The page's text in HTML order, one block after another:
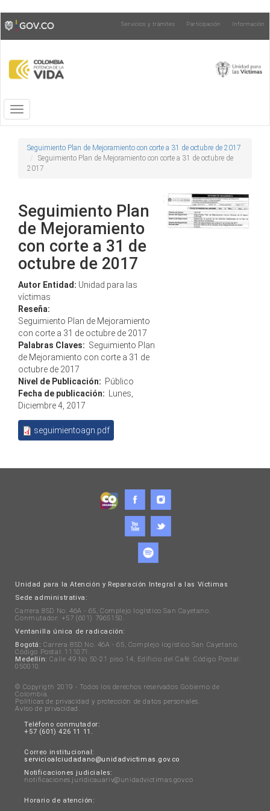
Pasar
al
contenido
Toggle
high
contrast
Servicios y trámites Participación Información
Toggle
navigation
Seguimiento Plan de Mejoramiento con corte a 31 de octubre de 2017
Seguimiento Plan de Mejoramiento con corte a 31 de octubre de
2017
Seguimiento Plan
de Mejoramiento
con corte a 31 de
octubre de 2017
Autor Entidad: Unidad para las
víctimas
Reseña:
Seguimiento Plan de Mejoramiento
con corte a 31 de octubre de 2017
Palabras Claves: Seguimiento Plan
de Mejoramiento con corte a 31 de
octubre de 2017
Nivel de Publicación: Público
Fecha de publicación:
Lunes,
Diciembre 4, 2017
seguimientoagn.pdf
Unidad para la Atención y Reparación Integral a las Víctimas
Sede administrativa:
Carrera 85D No. 46A - 65, Complejo logístico San Cayetano.
Conmutador: +57 (601) 7965150.
Ventanilla única de radicación:
Bogotá: Carrera 85D No. 46A - 65, Complejo logístico San Cayetano.
Código Postal: 111071.
Medellín: Calle 49 No 50-21 piso 14, Edificio del Café. Código Postal:
050010.
© Copyrigth 2019 - Todos los derechos reservados Gobierno de
Colombia.
Políticas de privacidad y protección de datos personales.
Aviso de privacidad .
Teléfono conmutador:
+57 (601) 426 11 11.
Correo institucional:
servicioalciudadano@unidadvictimas.gov.co
Notificaciones judiciales:
notificaciones.juridicauariv@unidadvictimas.gov.co
Horario de atención: